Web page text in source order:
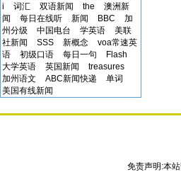
i
词汇 双语新闻 the
澳洲新
闻
每日在线听 新闻 BBC
加
州分级
中国电台 学英语
美联
社新闻
SSS 新概念
voa常速英
语
初级口语 每日一句
Flash
大学英语
英国新闻
treasures
加州语文
ABC新闻快递
单词
美国有线新闻
免责声明:本